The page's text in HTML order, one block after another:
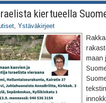
kiertueella
, Ystäväkirjeet
maan